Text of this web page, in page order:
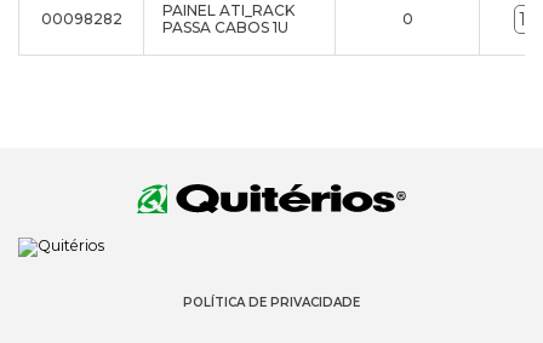
00098282
PAINEL ATI_RACK
PASSA CABOS 1U
0
POLÍTICA DE PRIVACIDADE